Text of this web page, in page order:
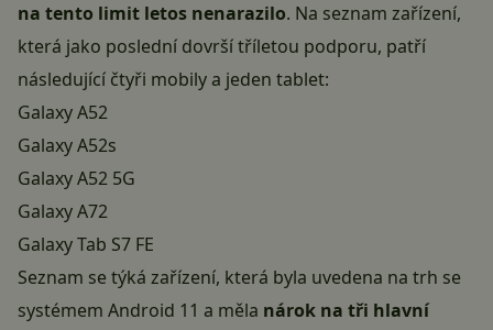
na tento limit letos nenarazilo. Na seznam zařízení,
která jako poslední dovrší tříletou podporu, patří
následující čtyři mobily a jeden tablet:
Galaxy A52
Galaxy A52s
Galaxy A52 5G
Galaxy A72
Galaxy Tab S7 FE
Seznam se týká zařízení, která byla uvedena na trh se
systémem Android 11 a měla nárok na tři hlavní